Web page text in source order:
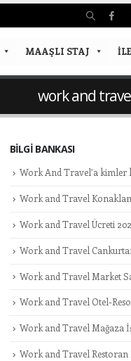
MAAŞLI STAJ
work and
BILGI BANKASI
Work And Travel’a kimler
Work and Travel
Work and Travel Ücreti
Work and Travel
Work and Travel Market
Work and Travel Otel-
Work and Travel Mağaza
Work and Travel Restoran